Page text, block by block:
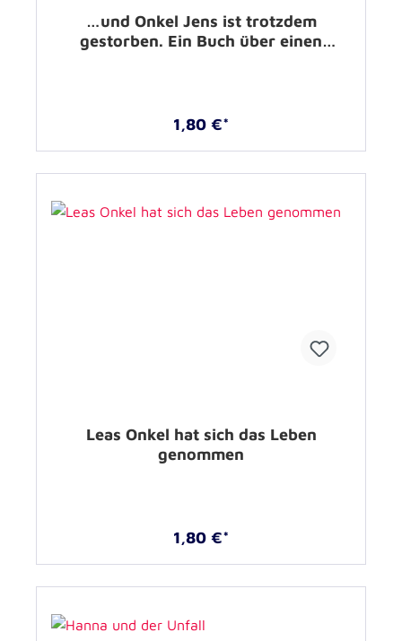
…und Onkel Jens ist trotzdem
gestorben. Ein Buch über einen
1,80 €*
Leas Onkel hat sich das Leben
genommen
1,80 €*